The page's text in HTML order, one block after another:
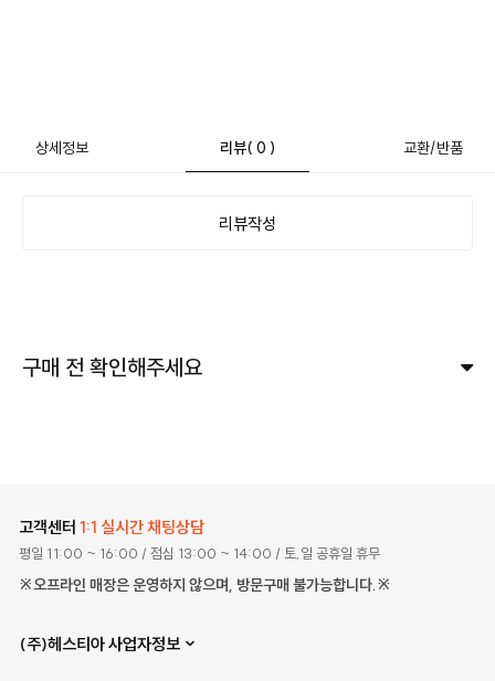
상세정보 리뷰( 0 ) 교환/반품
리뷰작성
구매 전 확인해주세요
고객센터 1:1 실시간 채팅상담
평일 11:00 ~ 16:00 / 점심 13:00 ~ 14:00 / 토,일 공휴일 휴무
※오프라인 매장은 운영하지 않으며, 방문구매 불가능합니다.※
(주)헤스티아 사업자정보